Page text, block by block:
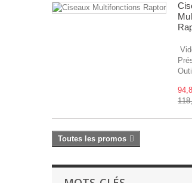
Toutes les promos